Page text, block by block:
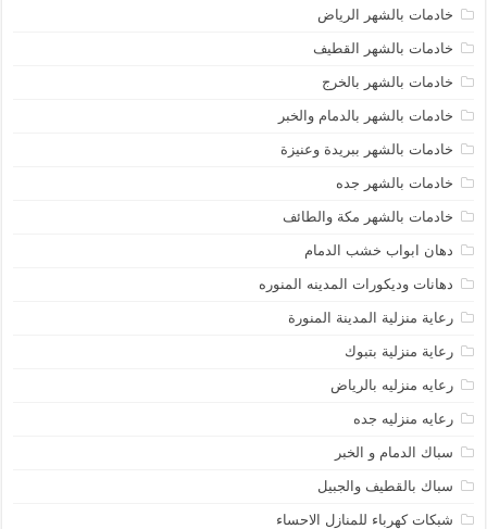
خادمات بالشهر الرياض
خادمات بالشهر القطيف
خادمات بالشهر بالخرج
خادمات بالشهر بالدمام والخبر
خادمات بالشهر ببريدة وعنيزة
خادمات بالشهر جده
خادمات بالشهر مكة والطائف
دهان ابواب خشب الدمام
دهانات وديكورات المدينه المنوره
رعاية منزلية المدينة المنورة
رعاية منزلية بتبوك
رعايه منزليه بالرياض
رعايه منزليه جده
سباك الدمام و الخبر
سباك بالقطيف والجبيل
شبكات كهرباء للمنازل الاحساء